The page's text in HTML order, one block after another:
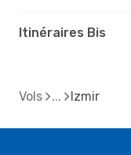
Itinéraires Bis
Vols Izmir